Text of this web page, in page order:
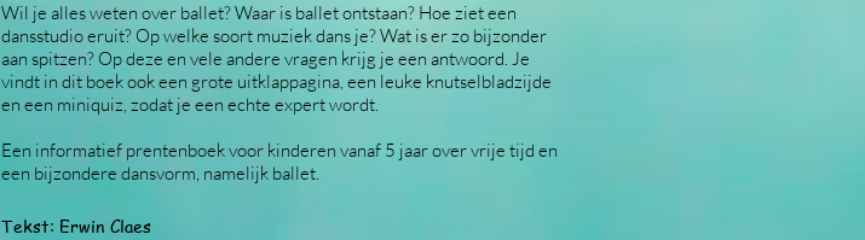
Wil je alles weten over ballet? Waar is ballet ontstaan? Hoe ziet een
dansstudio eruit? Op welke soort muziek dans je? Wat is er zo bijzonder
aan spitzen? Op deze en vele andere vragen krijg je een antwoord. Je
vindt in dit boek ook een grote uitklappagina, een leuke knutselbladzijde
en een miniquiz, zodat je een echte expert wordt.
Een informatief prentenboek voor kinderen vanaf 5 jaar over vrije tijd en
een bijzondere dansvorm, namelijk ballet.
Tekst: Erwin Claes